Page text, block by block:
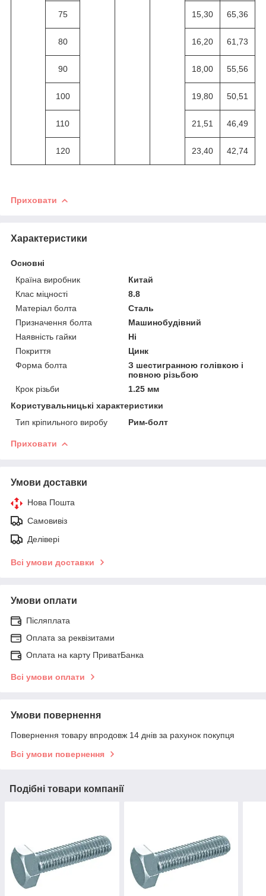
75 15,30 65,36
80 16,20 61,73
90 18,00 55,56
100 19,80 50,51
110 21,51 46,49
120 23,40 42,74
Приховати
Характеристики
Основні
Країна виробник
Китай
Клас міцності
8.8
Матеріал болта
Сталь
Призначення болта
Машинобудівний
Наявність гайки
Ні
Покриття
Цинк
Форма болта
З шестигранною голівкою і
повною різьбою
Крок різьби
1.25 мм
Користувальницькі характеристики
Тип кріпильного виробу
Рим-болт
Приховати
Умови доставки
Нова Пошта
Самовивіз
Делівері
Всі умови доставки
Умови оплати
Післяплата
Оплата за реквізитами
Оплата на карту ПриватБанка
Всі умови оплати
Умови повернення
Повернення товару впродовж 14 днів за рахунок покупця
Всі умови повернення
Подібні товари компанії